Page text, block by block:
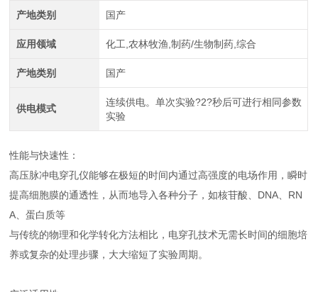
产地类别 国产
应用领域 化工,农林牧渔,制药/生物制药,综合
产地类别 国产
供电模式
连续供电。单次实验?2?秒后可进行相同参数
实验
性能与快速性：
高压脉冲电穿孔仪能够在极短的时间内通过高强度的电场作用，瞬时
提高细胞膜的通透性，从而地导入各种分子，如核苷酸、DNA、RN
A、蛋白质等
与传统的物理和化学转化方法相比，电穿孔技术无需长时间的细胞培
养或复杂的处理步骤，大大缩短了实验周期。